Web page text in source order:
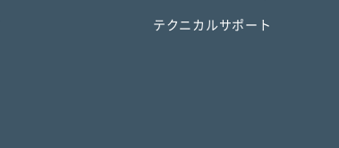
テクニカルサポート